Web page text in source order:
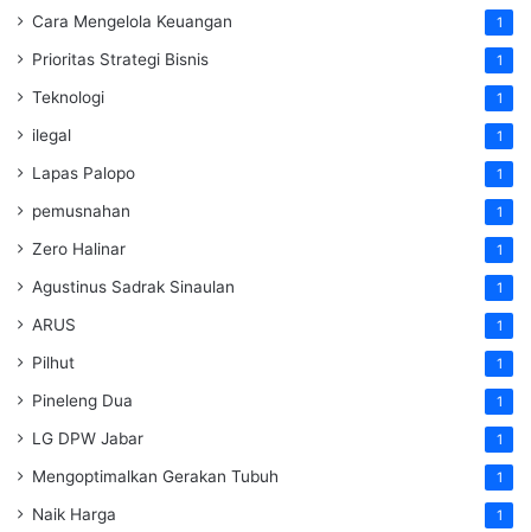
Cara Mengelola Keuangan 1
Prioritas Strategi Bisnis 1
Teknologi 1
ilegal 1
Lapas Palopo 1
pemusnahan 1
Zero Halinar 1
Agustinus Sadrak Sinaulan 1
ARUS 1
Pilhut 1
Pineleng Dua 1
LG DPW Jabar 1
Mengoptimalkan Gerakan Tubuh 1
Naik Harga 1